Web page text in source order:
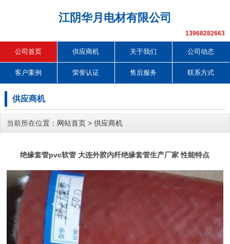
江阴华月电材有限公司
13968282663
公司首页 供应商机 关于我们 公司动态
客户案例 荣誉认证 售后服务 联系方式
供应商机
当前所在位置： 网站首页 > 供应商机
绝缘套管pvc软管 大连外胶内纤绝缘套管生产厂家 性能特点